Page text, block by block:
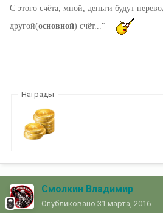
С этого счёта, мной, деньги будут
другой(основной) счёт..."
Награды
Смолкин Владимир
Опубликовано 31 марта, 2016